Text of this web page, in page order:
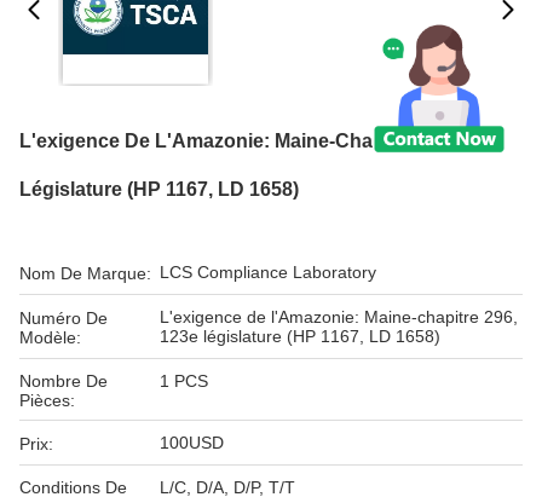
L'exigence De L'Amazonie: Maine-Chapitre 296, 123e
Législature (HP 1167, LD 1658)
Nom De Marque: LCS Compliance Laboratory
Numéro De
Modèle:
L'exigence de l'Amazonie: Maine-chapitre 296,
123e législature (HP 1167, LD 1658)
Nombre De
Pièces:
1 PCS
Prix: 100USD
Conditions De
L/C, D/A, D/P, T/T